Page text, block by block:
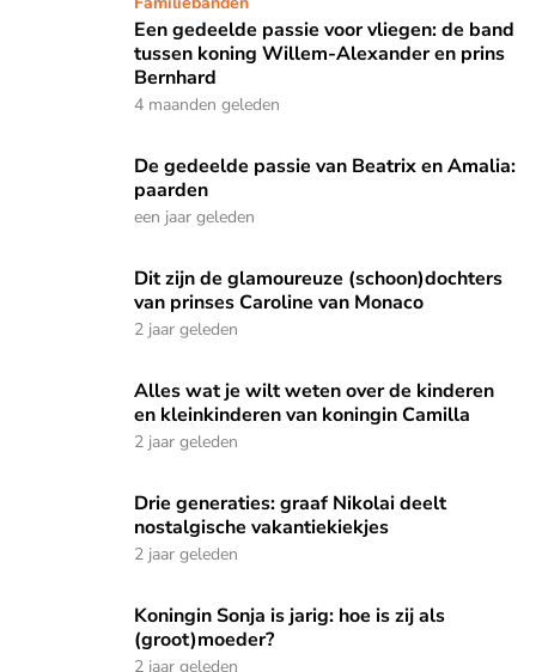
Een gedeelde passie voor vliegen: de band
tussen koning Willem-Alexander en prins
Bernhard
4 maanden geleden
De gedeelde passie van Beatrix en Amalia: paarden
De gedeelde passie van Beatrix en Amalia:
paarden
een jaar geleden
Dit zijn de glamoureuze (schoon)dochters van prinses
Dit zijn de glamoureuze (schoon)dochters
van prinses Caroline van Monaco
2 jaar geleden
Alles wat je wilt weten over de kinderen en kleinkinderen
Alles wat je wilt weten over de kinderen
en kleinkinderen van koningin Camilla
2 jaar geleden
Drie generaties: graaf Nikolai deelt nostalgische
Drie generaties: graaf Nikolai deelt
nostalgische vakantiekiekjes
2 jaar geleden
Koningin Sonja is jarig: hoe is zij als (groot)moeder?
Koningin Sonja is jarig: hoe is zij als
(groot)moeder?
2 jaar geleden